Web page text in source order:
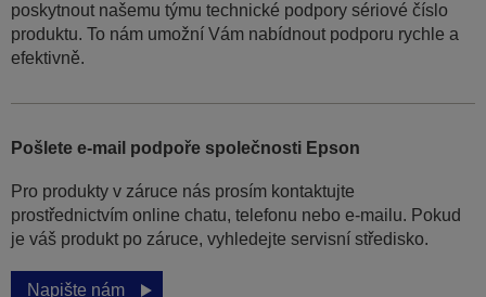
poskytnout našemu týmu technické podpory sériové číslo
produktu. To nám umožní Vám nabídnout podporu rychle a
efektivně.
Pošlete e-mail podpoře společnosti Epson
Pro produkty v záruce nás prosím kontaktujte
prostřednictvím online chatu, telefonu nebo e-mailu. Pokud
je váš produkt po záruce, vyhledejte servisní středisko.
Napište nám